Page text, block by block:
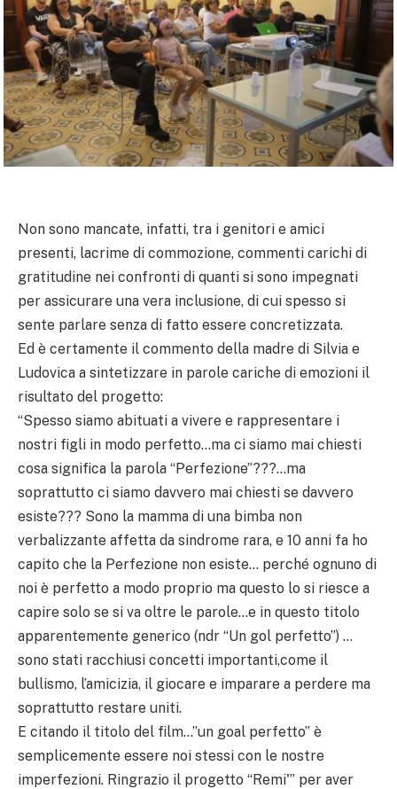
Non sono mancate, infatti, tra i genitori e amici
presenti, lacrime di commozione, commenti carichi di
gratitudine nei confronti di quanti si sono impegnati
per assicurare una vera inclusione, di cui spesso si
sente parlare senza di fatto essere concretizzata.
Ed è certamente il commento della madre di Silvia e
Ludovica a sintetizzare in parole cariche di emozioni il
risultato del progetto:
“Spesso siamo abituati a vivere e rappresentare i
nostri figli in modo perfetto…ma ci siamo mai chiesti
cosa significa la parola “Perfezione”???…ma
soprattutto ci siamo davvero mai chiesti se davvero
esiste??? Sono la mamma di una bimba non
verbalizzante affetta da sindrome rara, e 10 anni fa ho
capito che la Perfezione non esiste… perché ognuno di
noi è perfetto a modo proprio ma questo lo si riesce a
capire solo se si va oltre le parole…e in questo titolo
apparentemente generico (ndr “Un gol perfetto”) …
sono stati racchiusi concetti importanti,come il
bullismo, l’amicizia, il giocare e imparare a perdere ma
soprattutto restare uniti.
E citando il titolo del film…”un goal perfetto” è
semplicemente essere noi stessi con le nostre
imperfezioni. Ringrazio il progetto “Remi'” per aver